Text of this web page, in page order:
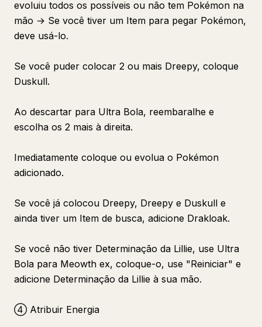
evoluiu todos os possíveis ou não tem Pokémon na
mão → Se você tiver um Item para pegar Pokémon,
deve usá-lo.
Se você puder colocar 2 ou mais Dreepy, coloque
Duskull.
Ao descartar para Ultra Bola, reembaralhe e
escolha os 2 mais à direita.
Imediatamente coloque ou evolua o Pokémon
adicionado.
Se você já colocou Dreepy, Dreepy e Duskull e
ainda tiver um Item de busca, adicione Drakloak.
Se você não tiver Determinação da Lillie, use Ultra
Bola para Meowth ex, coloque-o, use "Reiniciar" e
adicione Determinação da Lillie à sua mão.
④ Atribuir Energia